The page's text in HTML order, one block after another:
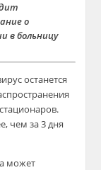
о
в больницу
останется
чем за 3 дня
может